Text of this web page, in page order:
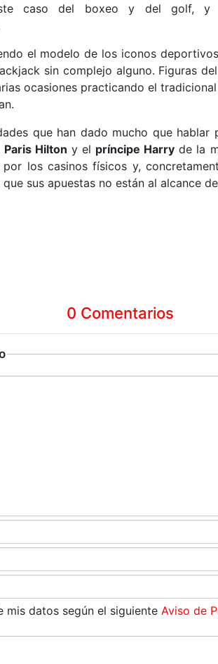
caso del boxeo y del golf, y
el modelo de los iconos
sin complejo alguno. Figuras
ocasiones practicando el
que han dado mucho que hablar
Paris Hilton y el príncipe Harry de la
los casinos físicos y,
sus apuestas no están al alcance
0 Comentarios
datos según el siguiente Aviso de